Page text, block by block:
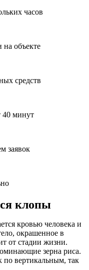
часов
на объекте
средств
40 минут
заявок
клопы
кровью человека и
окрашенное в
от стадии жизни.
зерна риса.
по вертикальным, так